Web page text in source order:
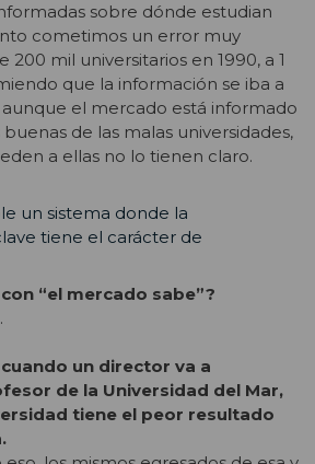
sobre dónde estudian
cometimos un error muy
200 mil universitarios en 1990, a 1
que la información se iba a
el mercado está informado
de las malas universidades,
a ellas no lo tienen claro.
un sistema donde la
tiene el carácter de
“el mercado sabe”?
un director va a
de la Universidad del Mar,
tiene el peor resultado